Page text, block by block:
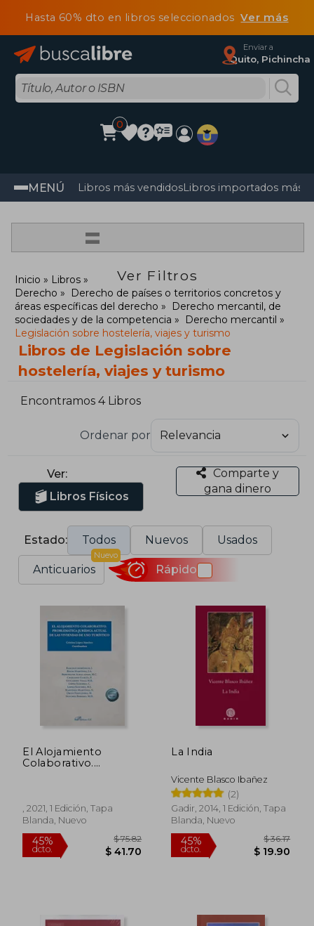
Hasta 60% dto en libros seleccionadosVer más
Enviar a
Quito, Pichincha
0
MENÚ Libros más vendidosLibros importados más
=
Ver Filtros
Inicio
Libros
Derecho
Derecho de países o territorios concretos y
áreas específicas del derecho
Derecho mercantil, de
sociedades y de la competencia
Derecho mercantil
Legislación sobre hostelería, viajes y turismo
Libros de Legislación sobre
hostelería, viajes y turismo
Encontramos 4 Libros
Ordenar por
Ver:
Libros Físicos
Comparte y
gana dinero
Estado: Todos Nuevos Usados
Anticuarios
Nuevo
Rápido
El Alojamiento
Colaborativo.
Turístico
, 2021, 1 Edición, Tapa
Blanda, Nuevo
La India
Vicente Blasco Ibañez
(2)
Gadir, 2014, 1 Edición, Tapa
Blanda, Nuevo